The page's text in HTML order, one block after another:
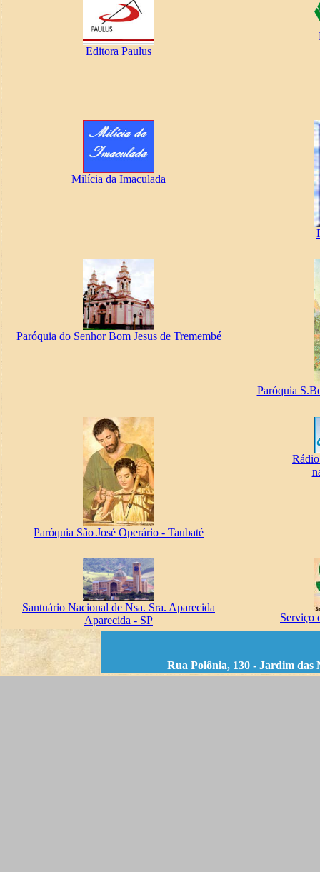
Editora Paulus
Milícia da Imaculada
Paróquia do Senhor Bom Jesus de Tremembé
Paróquia
Paróquia São José Operário - Taubaté
Santuário Nacional de Nsa. Sra. Aparecida
Aparecida - SP
Serviço
Rua Polônia, 130 - Jardim das